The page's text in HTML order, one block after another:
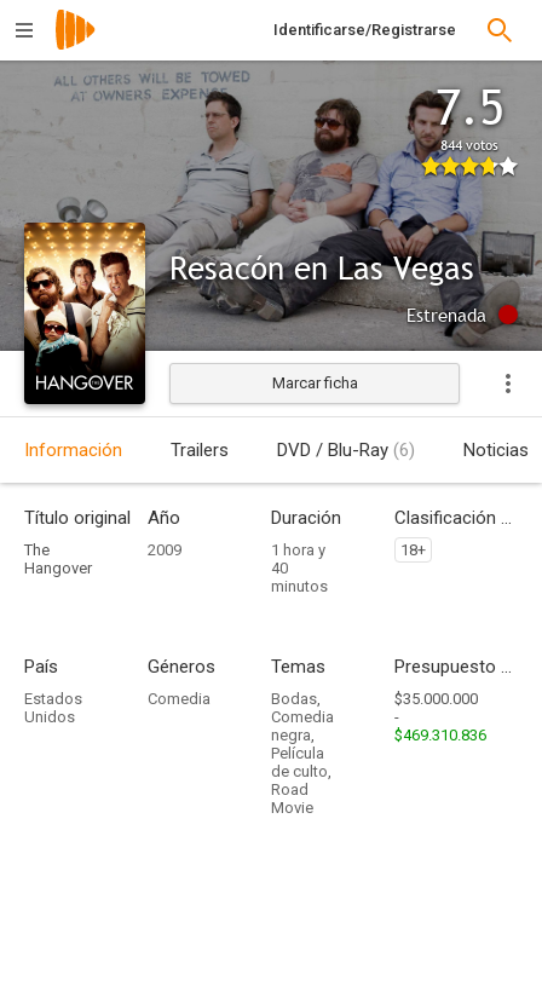
Identificarse/Registrarse
7.5
844 votos
Resacón en Las Vegas
Estrenada
Marcar ficha
Información Trailers DVD / Blu-Ray (6) Noticias
Título original
The
Hangover
Año
2009
Duración
1 hora y
40
minutos
Clasificación por edades
18+
País
Estados
Unidos
Géneros
Comedia
Temas
Bodas,
Comedia
negra,
Película
de culto,
Road
Movie
Presupuesto - Ingresos
$35.000.000
-
$469.310.836